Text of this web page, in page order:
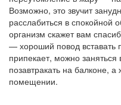
Возможно, это звучит
расслабиться в спокойной
организм скажет вам
— хороший повод вставать
припекает, можно
позавтракать на балконе,
помещении.